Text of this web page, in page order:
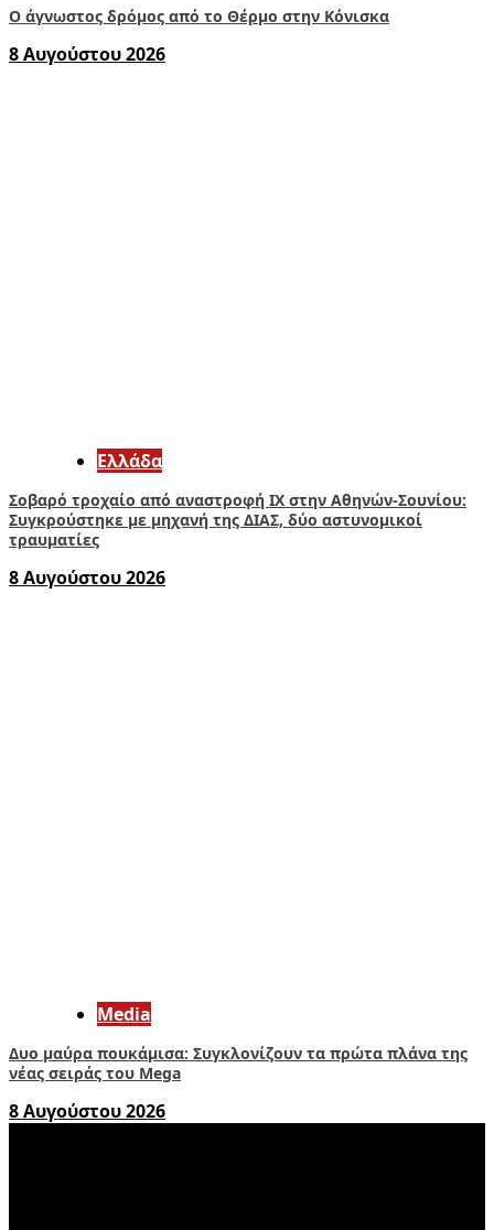
Ο άγνωστος δρόμος από το Θέρμο στην Κόνισκα
8 Αυγούστου 2026
Ελλάδα
Σοβαρό τροχαίο από αναστροφή ΙΧ στην Αθηνών-Σουνίου:
Συγκρούστηκε με μηχανή της ΔΙΑΣ, δύο αστυνομικοί
τραυματίες
8 Αυγούστου 2026
Media
Δυο μαύρα πουκάμισα: Συγκλονίζουν τα πρώτα πλάνα της
νέας σειράς του Mega
8 Αυγούστου 2026